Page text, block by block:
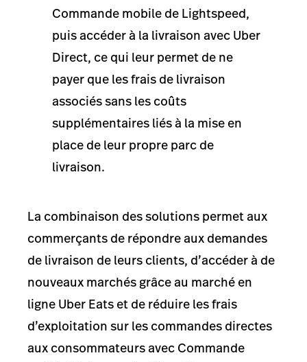
Commande mobile de Lightspeed,
puis accéder à la livraison avec Uber
Direct, ce qui leur permet de ne
payer que les frais de livraison
associés sans les coûts
supplémentaires liés à la mise en
place de leur propre parc de
livraison.
La combinaison des solutions permet aux
commerçants de répondre aux demandes
de livraison de leurs clients, d’accéder à de
nouveaux marchés grâce au marché en
ligne Uber Eats et de réduire les frais
d’exploitation sur les commandes directes
aux consommateurs avec Commande